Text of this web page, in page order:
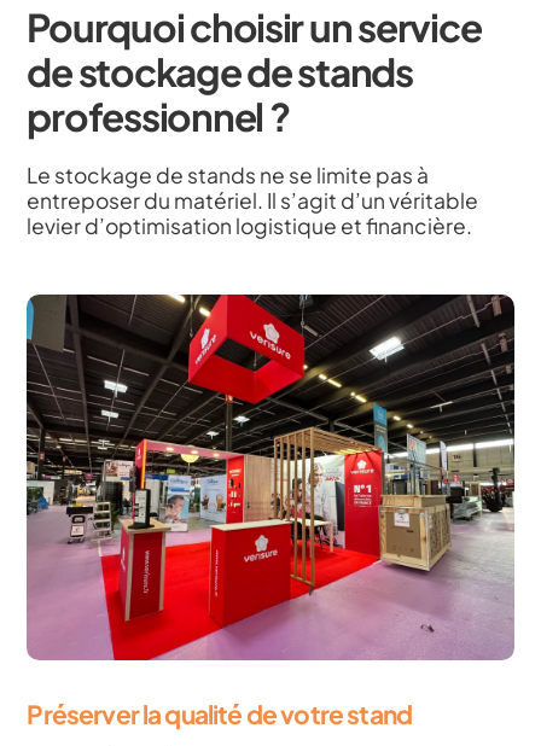
Pourquoi choisir un service
de stockage de stands
professionnel ?
Le stockage de stands ne se limite pas à
entreposer du matériel. Il s’agit d’un véritable
levier d’optimisation logistique et financière.
Préserver la qualité de votre stand